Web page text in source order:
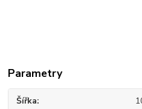
Parametry
Šířka